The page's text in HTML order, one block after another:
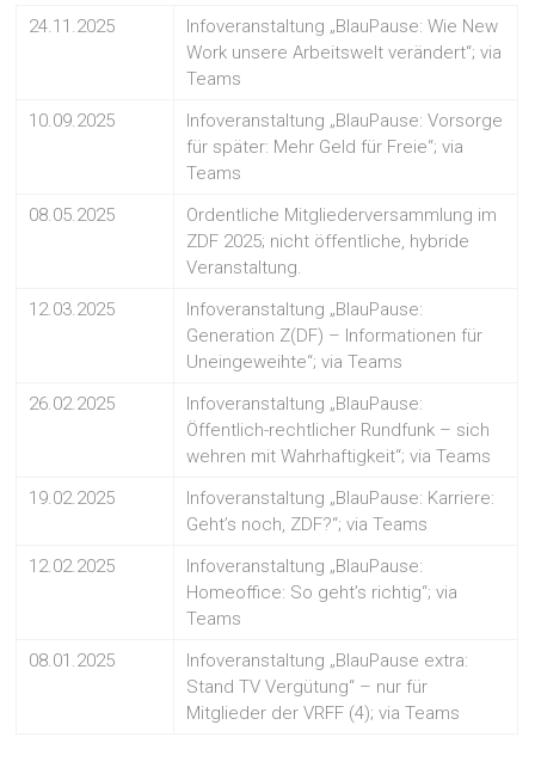
24.11.2025
Infoveranstaltung „BlauPause: Wie New
Work unsere Arbeitswelt verändert“; via
Teams
10.09.2025
Infoveranstaltung „BlauPause: Vorsorge
für später: Mehr Geld für Freie“; via
Teams
08.05.2025
Ordentliche Mitgliederversammlung im
ZDF 2025; nicht öffentliche, hybride
Veranstaltung.
12.03.2025
Infoveranstaltung „BlauPause:
Generation Z(DF) – Informationen für
Uneingeweihte“; via Teams
26.02.2025
Infoveranstaltung „BlauPause:
Öffentlich-rechtlicher Rundfunk – sich
wehren mit Wahrhaftigkeit“; via Teams
19.02.2025
Infoveranstaltung „BlauPause: Karriere:
Geht’s noch, ZDF?“; via Teams
12.02.2025
Infoveranstaltung „BlauPause:
Homeoffice: So geht’s richtig“; via
Teams
08.01.2025
Infoveranstaltung „BlauPause extra:
Stand TV Vergütung“ – nur für
Mitglieder der VRFF (4); via Teams